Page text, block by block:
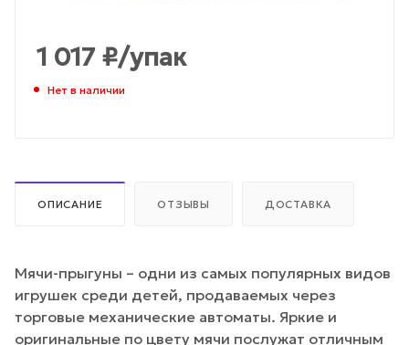
1 017 ₽/упак
Нет в наличии
ОПИСАНИЕ ОТЗЫВЫ ДОСТАВКА
Мячи-прыгуны – одни из самых популярных видов
игрушек среди детей, продаваемых через
торговые механические автоматы. Яркие и
оригинальные по цвету мячи послужат отличным